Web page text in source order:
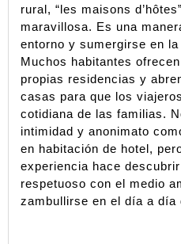
rural, “les maisons
maravillosa. Es una
entorno y sumergirse en
Muchos habitantes
propias residencias y
casas para que los
cotidiana de las familias.
intimidad y anonimato
en habitación de hotel,
experiencia hace
respetuoso con el medio
zambullirse en el día a